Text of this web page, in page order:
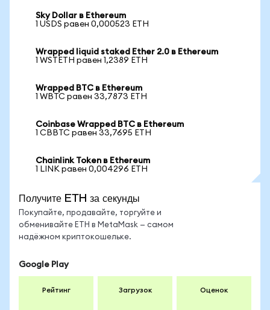
Sky Dollar в Ethereum
1 USDS равен 0,000523 ETH
Wrapped liquid staked Ether 2.0 в Ethereum
1 WSTETH равен 1,2389 ETH
Wrapped BTC в Ethereum
1 WBTC равен 33,7873 ETH
Coinbase Wrapped BTC в Ethereum
1 CBBTC равен 33,7695 ETH
Chainlink Token в Ethereum
1 LINK равен 0,004296 ETH
Получите ETH за секунды
Покупайте, продавайте, торгуйте и
обменивайте ETH в MetaMask — самом
надёжном криптокошельке.
Google Play
Рейтинг Загрузок Оценок